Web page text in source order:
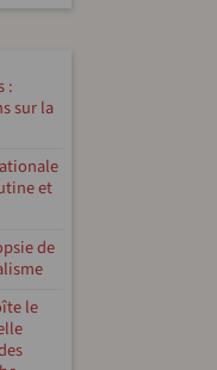
:
sur la
et
de
le